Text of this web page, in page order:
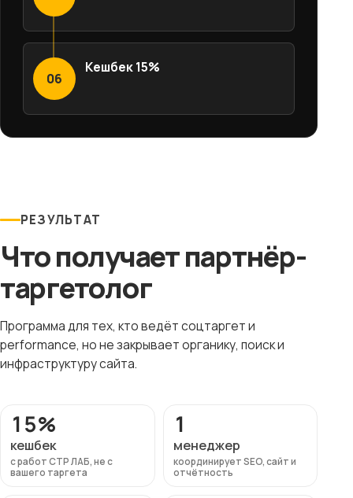
06
Кешбек 15%
РЕЗУЛЬТАТ
Что получает партнёр-
таргетолог
Программа для тех, кто ведёт соцтаргет и
performance, но не закрывает органику, поиск и
инфраструктуру сайта.
15%
кешбек
с работ СТР ЛАБ, не с
вашего таргета
1
менеджер
координирует SEO, сайт и
отчётность